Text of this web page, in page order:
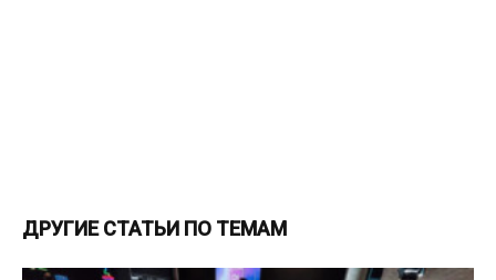
ДРУГИЕ СТАТЬИ ПО ТЕМАМ